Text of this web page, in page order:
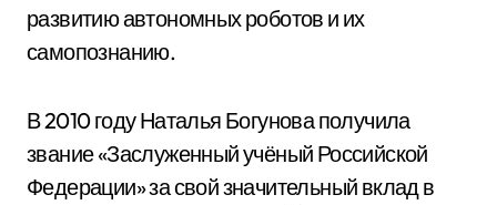
развитию автономных роботов и их
самопознанию.
В 2010 году Наталья Богунова получила
звание «Заслуженный учёный Российской
Федерации» за свой значительный вклад в